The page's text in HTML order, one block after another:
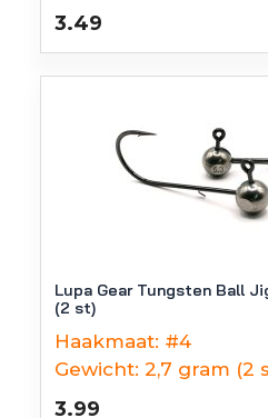
3.49
Lupa Gear Tungsten Ball
(2 st)
Haakmaat: #4
Gewicht: 2,7 gram (2
3.99